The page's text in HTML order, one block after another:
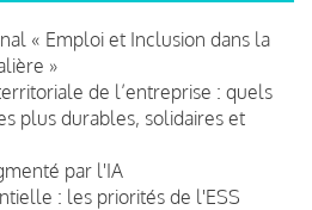
« Emploi et Inclusion dans la
»
de l’entreprise : quels
plus durables, solidaires et
par l'IA
: les priorités de l'ESS